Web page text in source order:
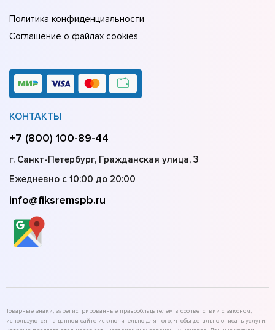
Политика конфиденциальности
Соглашение о файлах cookies
КОНТАКТЫ
+7 (800) 100-89-44
г. Санкт-Петербург, Гражданская улица, 3
Ежедневно с 10:00 до 20:00
info@fiksremspb.ru
Товарные знаки, зарегистрированные правообладателем в соответствии с законом,
используются на данном сайте исключительно для того, чтобы детально описать услуги,